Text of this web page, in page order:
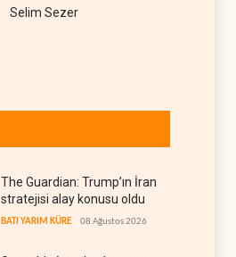
Selim Sezer
The Guardian: Trump’ın İran
stratejisi alay konusu oldu
BATI YARIM KÜRE 08 Ağustos 2026